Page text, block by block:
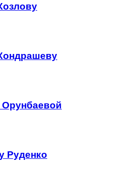
Руденко